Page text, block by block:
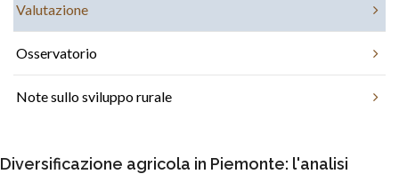
Valutazione
Osservatorio
Note sullo sviluppo rurale
Diversificazione agricola in Piemonte: l'analisi